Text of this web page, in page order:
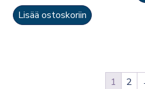
Lisää ostoskoriin
1 2